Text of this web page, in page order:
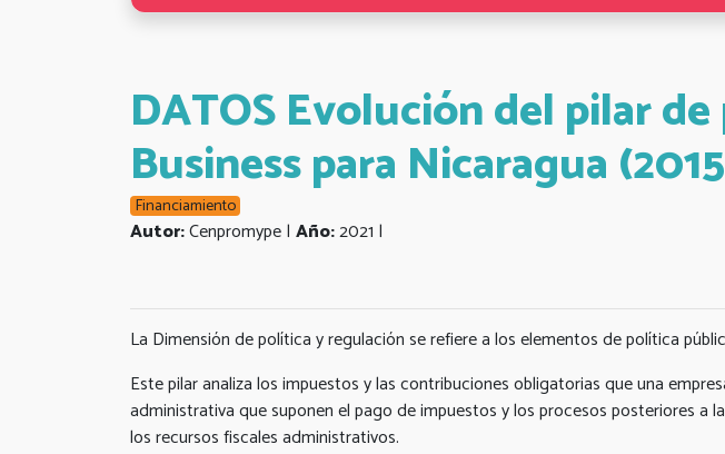
DATOS Evolución del pilar
Business para Nicaragua
Financiamiento
Autor:Cenpromype | Año:2021 |
La Dimensión de política y regulación se refiere a los elementos de política
Este pilar analiza los impuestos y las contribuciones obligatorias que una
administrativa que suponen el pago de impuestos y los procesos posteriores
los recursos fiscales administrativos.